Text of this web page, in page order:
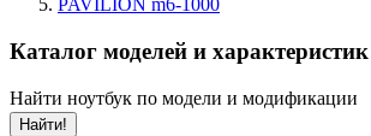
Каталог моделей и
Найти ноутбук по модели и модификации
Найти!